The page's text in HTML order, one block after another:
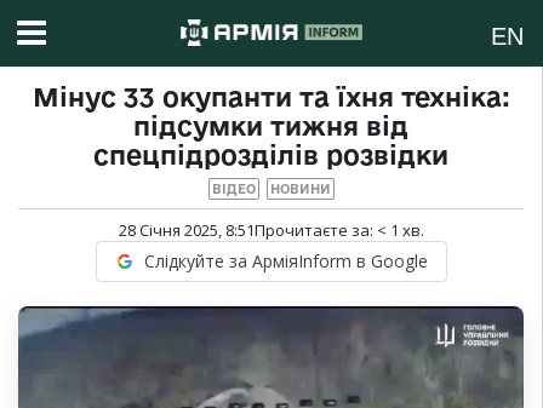
EN
Мінус 33 окупанти та їхня техніка:
підсумки тижня від
спецпідрозділів розвідки
ВІДЕО НОВИНИ
28 Січня 2025, 8:51Прочитаєте за: < 1 хв.
Слідкуйте за АрміяInform в Google